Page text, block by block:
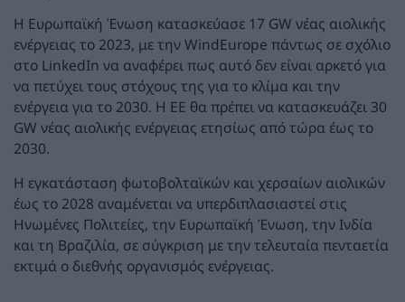
Η Ευρωπαϊκή Ένωση κατασκεύασε 17 GW νέας αιολικής
ενέργειας το 2023, με την WindEurope πάντως σε σχόλιο
στο LinkedIn να αναφέρει πως αυτό δεν είναι αρκετό για
να πετύχει τους στόχους της για το κλίμα και την
ενέργεια για το 2030. Η ΕΕ θα πρέπει να κατασκευάζει 30
GW νέας αιολικής ενέργειας ετησίως από τώρα έως το
2030.
Η εγκατάσταση φωτοβολταϊκών και χερσαίων αιολικών
έως το 2028 αναμένεται να υπερδιπλασιαστεί στις
Ηνωμένες Πολιτείες, την Ευρωπαϊκή Ένωση, την Ινδία
και τη Βραζιλία, σε σύγκριση με την τελευταία πενταετία
εκτιμά ο διεθνής οργανισμός ενέργειας.